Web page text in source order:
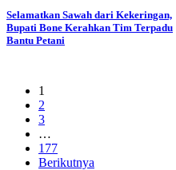
Selamatkan Sawah dari Kekeringan,
Bupati Bone Kerahkan Tim Terpadu
Bantu Petani
1
2
3
…
177
Berikutnya